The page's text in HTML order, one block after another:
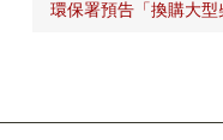
環保署預告「換購大